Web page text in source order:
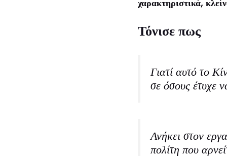
χαρακτηριστικά,
Τόνισε πως
Γιατί αυτό το
σε όσους έτυχε
Ανήκει στον
πολίτη που